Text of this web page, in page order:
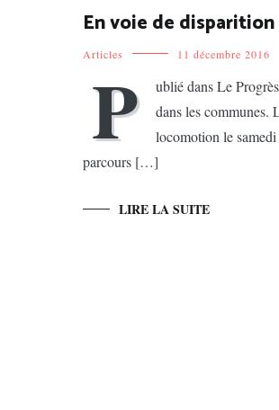
En voie de
Articles 11 décembre 2016
P
ublié dans Le
dans les communes.
locomotion le
parcours […]
LIRE LA SUITE